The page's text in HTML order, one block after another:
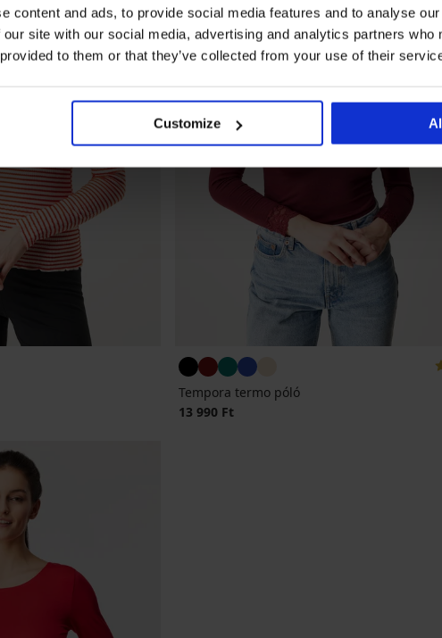
content and ads, to provide social media features and to analyse
site with our social media, advertising and analytics partners who
to them or that they’ve collected from your use of their
Customize
Tempora termo póló
13 990 Ft